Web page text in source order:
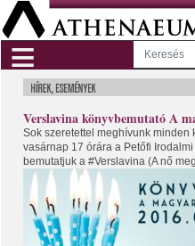
≡
Verslavina könyvbemutató A
Sok szeretettel meghívunk
vasárnap 17 órára a Petőfi
bemutatjuk a #Verslavina (A nő